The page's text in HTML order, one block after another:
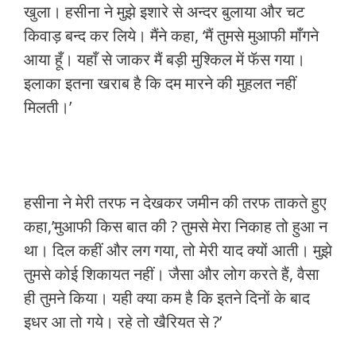
खुला। हसीना ने मुझे इशारे से अन्दर बुलाया और चट
किवाड़ बन्द कर लिये। मैंने कहा, ‘मैं तुमसे मुआफी माँगने
आया हूँ। यहाँ से जाकर मैं बड़ी मुश्किल में फॅस गया।
इलाका इतना खराब है कि दम मारने की मुहलत नहीं
मिलती।’
हसीना ने मेरी तरफ न देखकर जमीन की तरफ ताकते हुए
कहा,’मुआफी किस बात की ? तुमसे मेरा निकाह तो हुआ न
था। दिल कहीं और लग गया, तो मेरी याद क्यों आती। मुझे
तुमसे कोई शिकायत नहीं। जैसा और लोग करते हैं, वैसा
ही तुमने किया। यही क्या कम है कि इतने दिनों के बाद
इधर आ तो गये। रहे तो खैरियत से ?’